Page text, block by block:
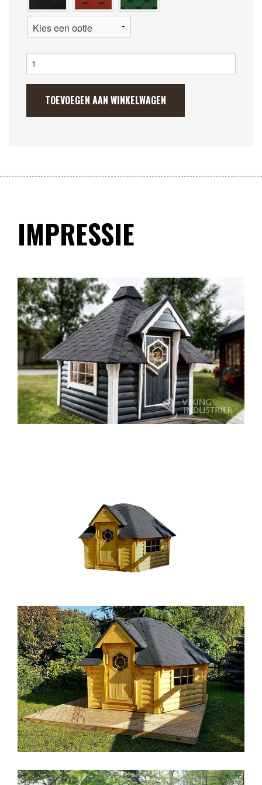
Kota
9.2m2
aantalTOEVOEGEN AAN WINKELWAGEN
IMPRESSIE